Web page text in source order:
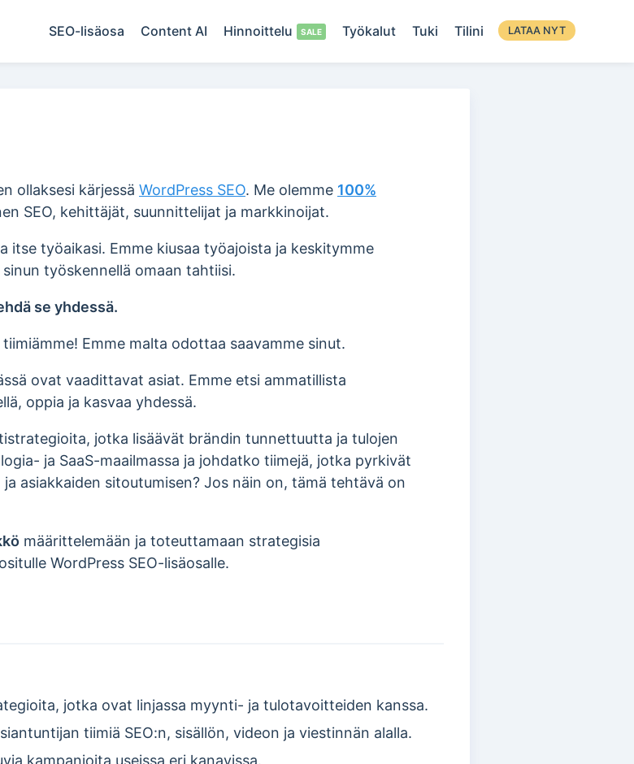
SEO-lisäosa Content AI Hinnoittelu Työkalut Tuki Tilini LATAA NYT
ollaksesi kärjessä WordPress SEO. Me olemme 100%
SEO, kehittäjät, suunnittelijat ja markkinoijat.
itse työaikasi. Emme kiusaa työajoista ja keskitymme
työskennellä omaan tahtiisi.
se yhdessä.
Emme malta odottaa saavamme sinut.
ovat vaadittavat asiat. Emme etsi ammatillista
oppia ja kasvaa yhdessä.
jotka lisäävät brändin tunnettuutta ja tulojen
ja SaaS-maailmassa ja johdatko tiimejä, jotka pyrkivät
asiakkaiden sitoutumisen? Jos näin on, tämä tehtävä on
määrittelemään ja toteuttamaan strategisia
WordPress SEO-lisäosalle.
jotka ovat linjassa myynti- ja tulotavoitteiden kanssa.
tiimiä SEO:n, sisällön, videon ja viestinnän alalla.
kampanjoita useissa eri kanavissa.